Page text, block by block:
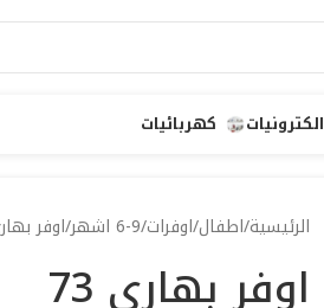
الكترونيات كهربائيات
الرئيسية اطفالاوفرات 6-9 اشهر اوفر
اوفر بهاري 73